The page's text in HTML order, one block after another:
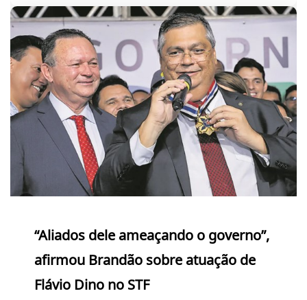
“Aliados dele ameaçando o governo”,
afirmou Brandão sobre atuação de
Flávio Dino no STF